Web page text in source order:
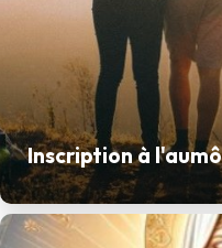
Inscription à